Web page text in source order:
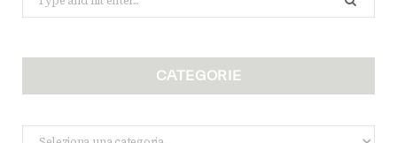
for:
CATEGORIE
Categorie